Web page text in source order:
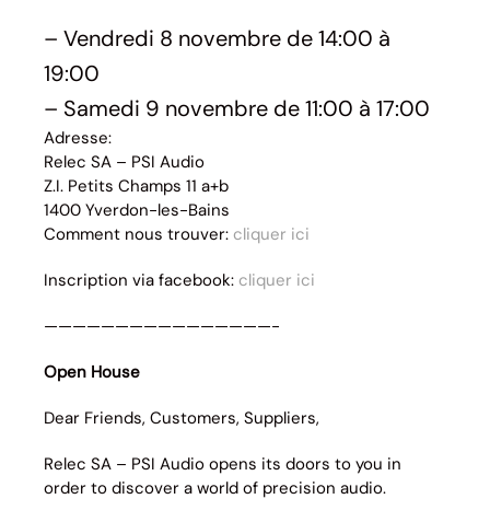
– Vendredi 8 novembre de 14:00 à
19:00
– Samedi 9 novembre de 11:00 à 17:00
Adresse:
Relec SA – PSI Audio
Z.I. Petits Champs 11 a+b
1400 Yverdon-les-Bains
Comment nous trouver: cliquer ici
Inscription via facebook: cliquer ici
————————————————-
Open House
Dear Friends, Customers, Suppliers,
Relec SA – PSI Audio opens its doors to you in
order to discover a world of precision audio.